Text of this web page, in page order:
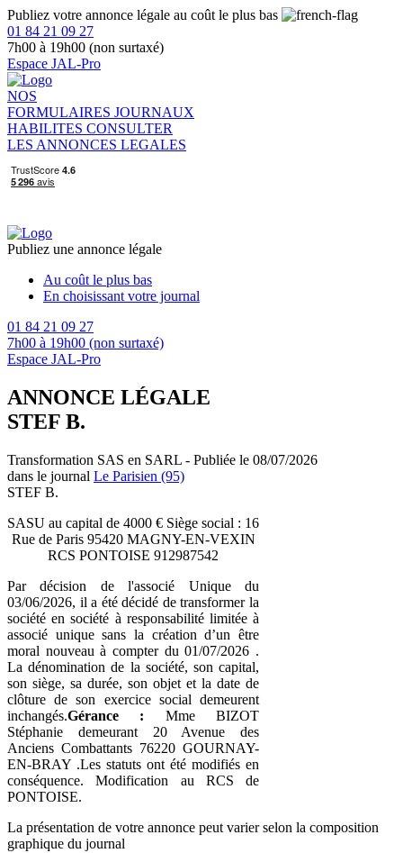
Publiez votre annonce légale au coût le plus bas
01 84 21 09 27
7h00 à 19h00 (non surtaxé)
Espace JAL-Pro
NOS
FORMULAIRES JOURNAUX
HABILITES CONSULTER
LES ANNONCES LEGALES
Publiez une annonce légale
Au coût le plus bas
En choisissant votre journal
01 84 21 09 27
7h00 à 19h00 (non surtaxé)
Espace JAL-Pro
ANNONCE LÉGALE
STEF B.
Transformation SAS en SARL - Publiée le 08/07/2026
dans le journal Le Parisien (95)
STEF B.
SASU au capital de 4000 € Siège social : 16
Rue de Paris 95420 MAGNY-EN-VEXIN
RCS PONTOISE 912987542
Par décision de l'associé Unique du
03/06/2026, il a été décidé de transformer la
société en société à responsabilité limitée à
associé unique sans la création d’un être
moral nouveau à compter du 01/07/2026 .
La dénomination de la société, son capital,
son siège, sa durée, son objet et la date de
clôture de son exercice social demeurent
inchangés.Gérance : Mme BIZOT
Stéphanie demeurant 20 Avenue des
Anciens Combattants 76220 GOURNAY-
EN-BRAY .Les statuts ont été modifiés en
conséquence. Modification au RCS de
PONTOISE.
La présentation de votre annonce peut varier selon la composition
graphique du journal